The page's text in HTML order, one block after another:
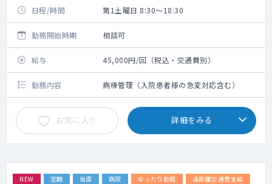
日程/時間 第1土曜日 8:30～18:30
勤務開始時期 相談可
給与 45,000円/回（税込・交通費別）
勤務内容 病棟管理（入院患者様の急変対応含む）
お気に入り 詳細をみる
NEW 定期 当直 病院 ゆったり勤務
遠距離交通費支給